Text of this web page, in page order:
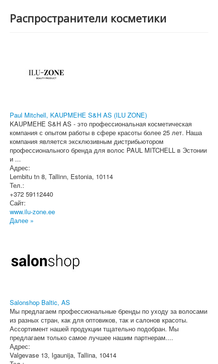
Распространители косметики
Paul Mitchell, KAUPMEHE S&H AS (ILU ZONE)
KAUPMEHE S&H AS - это профессиональная косметическая
компания с опытом работы в сфере красоты более 25 лет. Наша
компания является эксклюзивным дистрибьютором
профессионального бренда для волос PAUL MITCHELL в Эстонии
и ...
Адрес:
Lembitu tn 8, Tallinn, Estonia, 10114
Тел.:
+372 59112440
Сайт:
www.ilu-zone.ee
Далее »
Salonshop Baltic, AS
Мы предлагаем профессиональные бренды по уходу за волосами
из разных стран, как для оптовиков, так и салонов красоты.
Ассортимент нашей продукции тщательно подобран. Мы
предлагаем только самое лучшее нашим партнерам....
Адрес:
Valgevase 13, Igaunija, Tallina, 10414